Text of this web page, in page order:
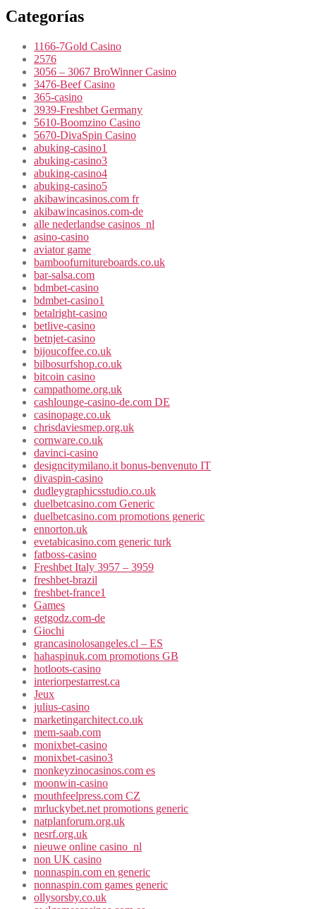
Categorías
1166-7Gold Casino
2576
3056 – 3067 BroWinner Casino
3476-Beef Casino
365-casino
3939-Freshbet Germany
5610-Boomzino Casino
5670-DivaSpin Casino
abuking-casino1
abuking-casino3
abuking-casino4
abuking-casino5
akibawincasinos.com fr
akibawincasinos.com-de
alle nederlandse casinos_nl
asino-casino
aviator game
bamboofurnitureboards.co.uk
bar-salsa.com
bdmbet-casino
bdmbet-casino1
betalright-casino
betlive-casino
betnjet-casino
bijoucoffee.co.uk
bilbosurfshop.co.uk
bitcoin casino
campathome.org.uk
cashlounge-casino-de.com DE
casinopage.co.uk
chrisdaviesmep.org.uk
cornware.co.uk
davinci-casino
designcitymilano.it bonus-benvenuto IT
divaspin-casino
dudleygraphicsstudio.co.uk
duelbetcasino.com Generic
duelbetcasino.com promotions generic
ennorton.uk
evetabicasino.com generic turk
fatboss-casino
Freshbet Italy 3957 – 3959
freshbet-brazil
freshbet-france1
Games
getgodz.com-de
Giochi
grancasinolosangeles.cl – ES
hahaspinuk.com promotions GB
hotloots-casino
interiorpestarrest.ca
Jeux
julius-casino
marketingarchitect.co.uk
mem-saab.com
monixbet-casino
monixbet-casino3
monkeyzinocasinos.com es
moonwin-casino
mouthfeelpress.com CZ
mrluckybet.net promotions generic
natplanforum.org.uk
nesrf.org.uk
nieuwe online casino_nl
non UK casino
nonnaspin.com en generic
nonnaspin.com games generic
ollysorsby.co.uk